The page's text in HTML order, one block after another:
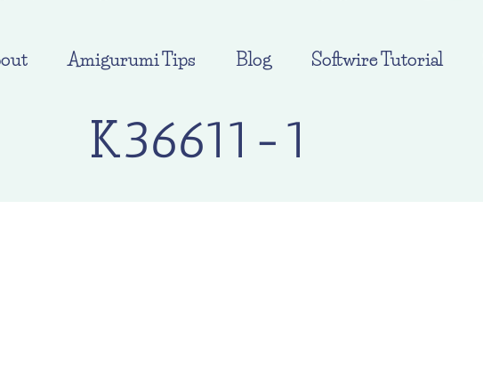
Amigurumi Tips Blog Softwire Tutorial
K36611-1